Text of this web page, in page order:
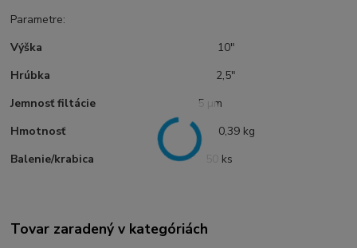
Parametre:
Výška
10"
Hrúbka
2,5"
Jemnosť filtácie
5 µm
Hmotnosť
0,39 kg
Balenie/krabica
50 ks
Tovar zaradený v kategóriách